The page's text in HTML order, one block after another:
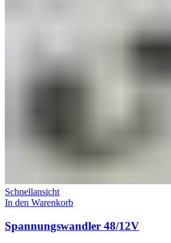
Schnellansicht
In den Warenkorb
Spannungswandler 48/12V